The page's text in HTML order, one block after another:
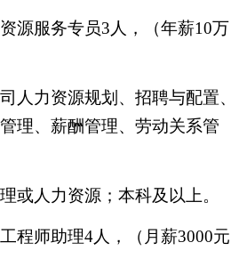
源服务专员3人，（年薪10万
人力资源规划、招聘与配置
理、薪酬管理、劳动关系管
或人力资源；本科及以上。
程师助理4人，（月薪3000元